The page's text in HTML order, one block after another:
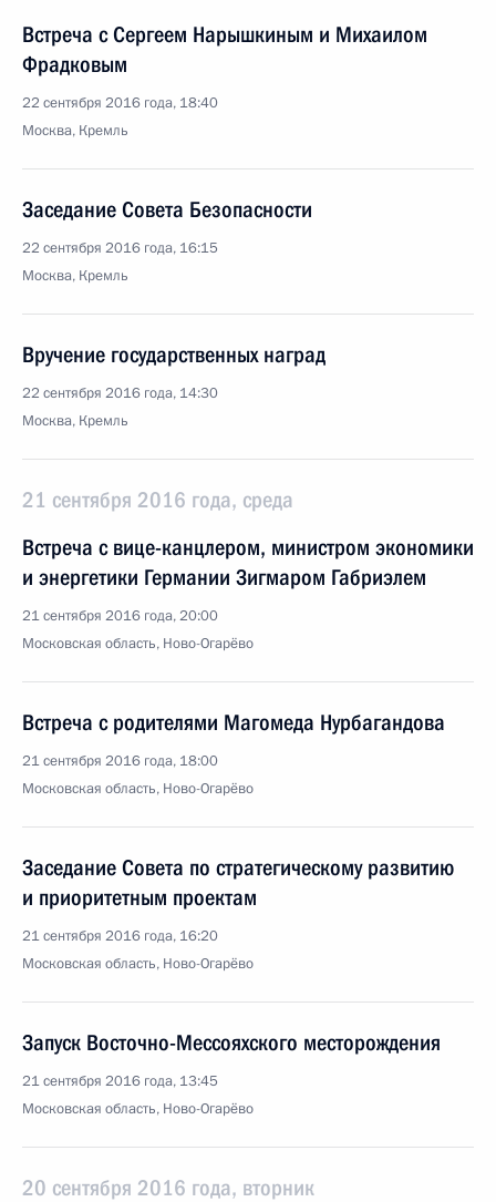
Встреча с Сергеем Нарышкиным и Михаилом
Фрадковым
22 сентября 2016 года, 18:40
Москва, Кремль
Заседание Совета Безопасности
22 сентября 2016 года, 16:15
Москва, Кремль
Вручение государственных наград
22 сентября 2016 года, 14:30
Москва, Кремль
21 сентября 2016 года, среда
Встреча с вице-канцлером, министром экономики
и энергетики Германии Зигмаром Габриэлем
21 сентября 2016 года, 20:00
Московская область, Ново-Огарёво
Встреча с родителями Магомеда Нурбагандова
21 сентября 2016 года, 18:00
Московская область, Ново-Огарёво
Заседание Совета по стратегическому развитию
и приоритетным проектам
21 сентября 2016 года, 16:20
Московская область, Ново-Огарёво
Запуск Восточно-Мессояхского месторождения
21 сентября 2016 года, 13:45
Московская область, Ново-Огарёво
20 сентября 2016 года, вторник